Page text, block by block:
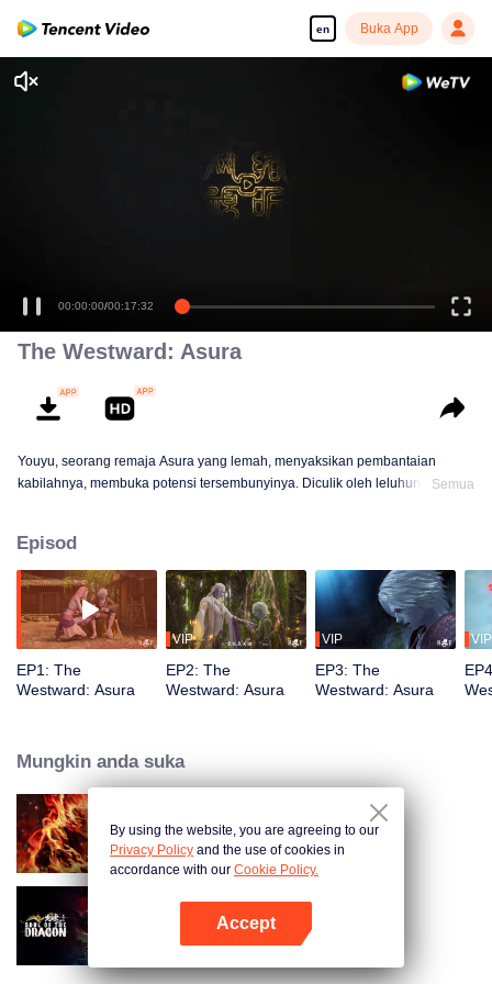
en Buka App
Enjoy smooth and HD episodes
00:00:00/00:17:32
The Westward: Asura
Youyu, seorang remaja Asura yang lemah, menyaksikan pembantaian
kabilahnya, membuka potensi tersembunyinya. Diculik oleh leluhurnya,
Asura. Bertekad untuk menulis ulang aturan-aturan ini, Youyu melangkah
maju untuk menjadi yang terkuat.
Semua
Episod
EP1: The
Westward: Asura
VIP
EP2: The
Westward: Asura
VIP
EP3: The
Westward: Asura
VIP
Mungkin anda suka
WUKONG
Soul of the Dragon
By using the website, you are agreeing to our
Privacy Policy and the use of cookies in
accordance with our Cookie Policy.
Accept